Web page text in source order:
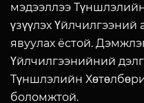
мэдээллээ
үзүүлэх
явуулах ёстой.
Үйлчилгээнийний
Түншлэлийн
боломжтой.